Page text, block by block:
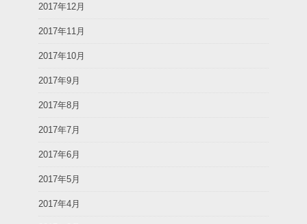
2017年12月
2017年11月
2017年10月
2017年9月
2017年8月
2017年7月
2017年6月
2017年5月
2017年4月